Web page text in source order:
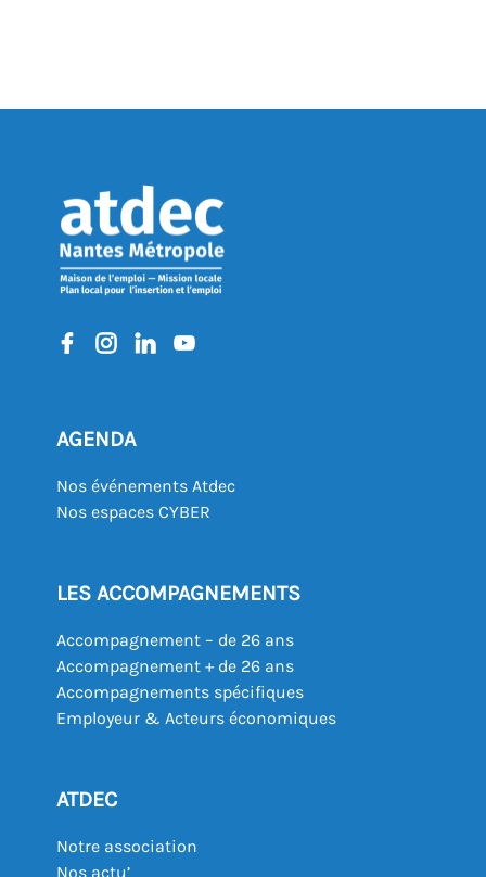
AGENDA
Nos événements Atdec
Nos espaces CYBER
LES ACCOMPAGNEMENTS
Accompagnement – de 26 ans
Accompagnement + de 26 ans
Accompagnements spécifiques
Employeur & Acteurs économiques
ATDEC
Notre association
Nos actu’